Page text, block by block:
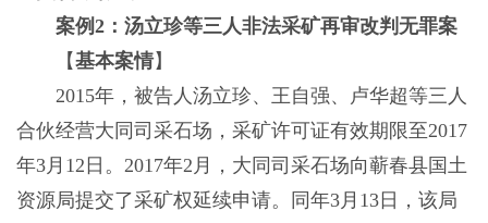
案例2：汤立珍等三人非法采矿再审改判无罪案
【基本案情】
2015年，被告人汤立珍、王自强、卢华超等三人
合伙经营大同司采石场，采矿许可证有效期限至2017
年3月12日。2017年2月，大同司采石场向蕲春县国土
资源局提交了采矿权延续申请。同年3月13日，该局